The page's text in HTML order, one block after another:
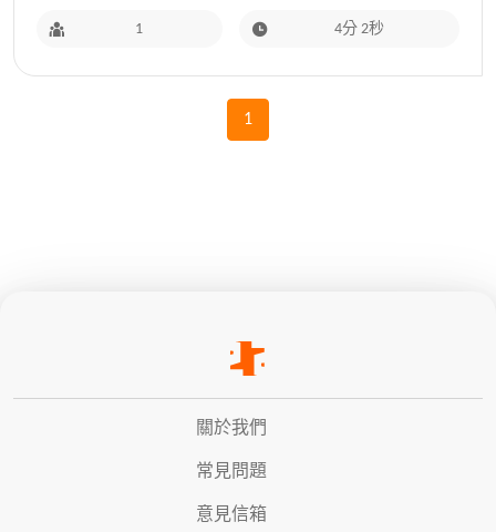
1 4分 2秒
1
關於我們
常見問題
意見信箱